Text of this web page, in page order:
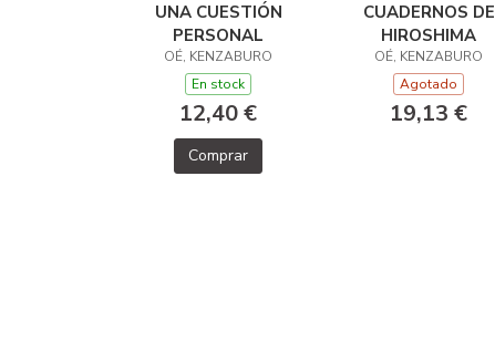
UNA CUESTIÓN
PERSONAL
OÉ, KENZABURO
En stock
12,40 €
Comprar
CUADERNOS DE
HIROSHIMA
OÉ, KENZABURO
Agotado
19,13 €